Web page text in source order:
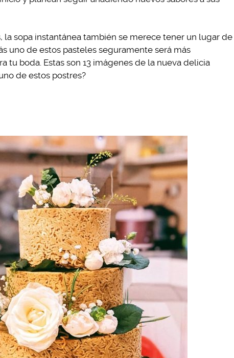
la sopa instantánea también se merece tener un lugar de
uno de estos pasteles seguramente será más
tu boda. Estas son 13 imágenes de la nueva delicia
de estos postres?